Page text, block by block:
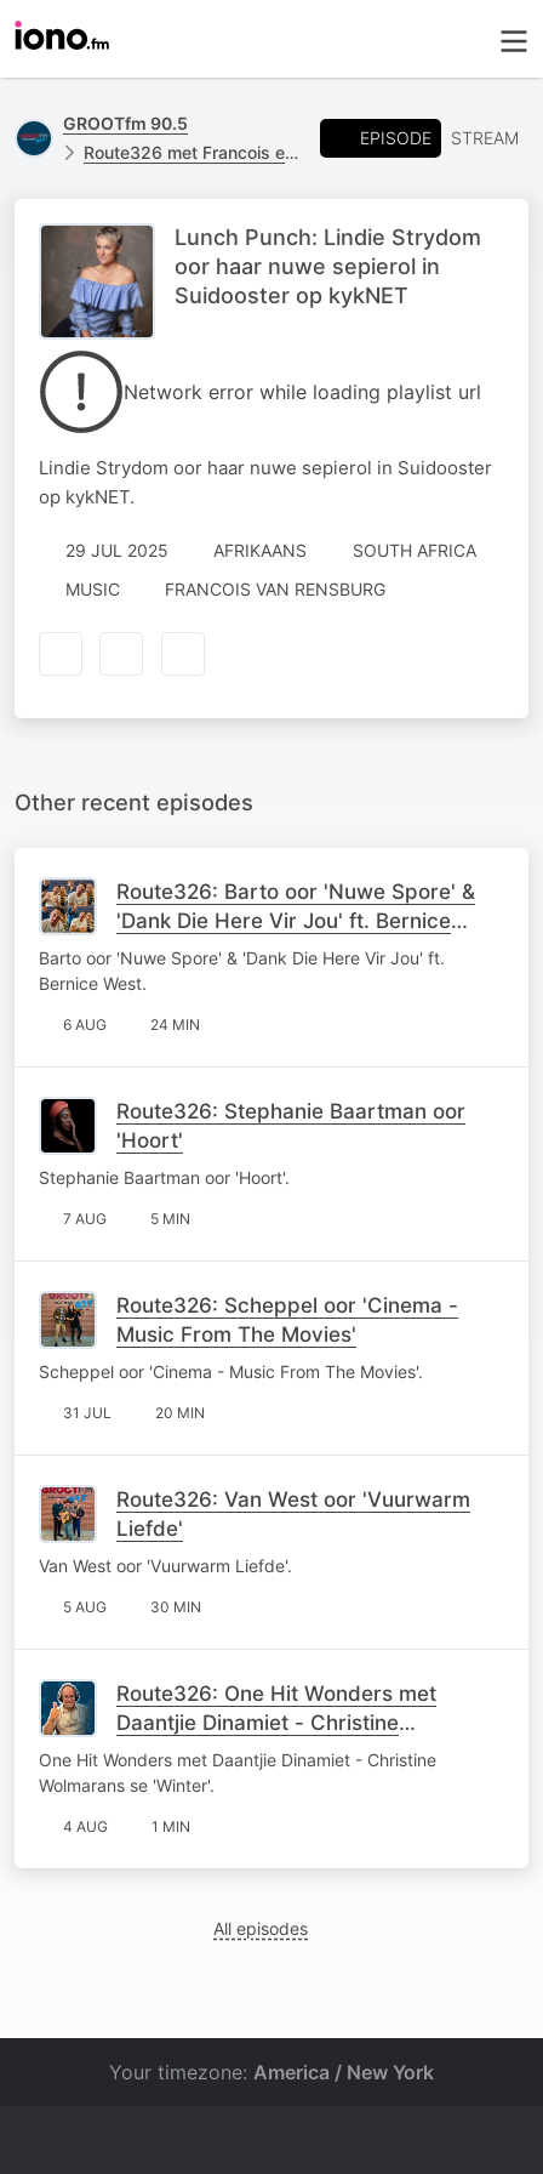
GROOTfm 90.5
Route326 met Francois en Anelma
EPISODE STREAM
Lunch Punch: Lindie Strydom
oor haar nuwe sepierol in
Suidooster op kykNET
Network error while loading playlist url
Lindie Strydom oor haar nuwe sepierol in Suidooster
op kykNET.
29 JUL 2025 AFRIKAANS
SOUTH AFRICA
MUSIC
FRANCOIS VAN RENSBURG
Other recent episodes
Route326: Barto oor 'Nuwe Spore' &
'Dank Die Here Vir Jou' ft. Bernice
West
Barto oor 'Nuwe Spore' & 'Dank Die Here Vir Jou' ft.
Bernice West.
6 AUG 24 MIN
Route326: Stephanie Baartman oor
'Hoort'
Stephanie Baartman oor 'Hoort'.
7 AUG 5 MIN
Route326: Scheppel oor 'Cinema -
Music From The Movies'
Scheppel oor 'Cinema - Music From The Movies'.
31 JUL 20 MIN
Route326: Van West oor 'Vuurwarm
Liefde'
Van West oor 'Vuurwarm Liefde'.
5 AUG 30 MIN
Route326: One Hit Wonders met
Daantjie Dinamiet - Christine
Wolmarans se 'Winter'
One Hit Wonders met Daantjie Dinamiet - Christine
Wolmarans se 'Winter'.
4 AUG 1 MIN
All episodes
Your timezone: America / New York